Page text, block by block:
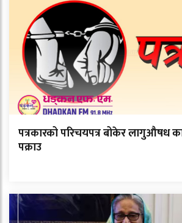
पत्रकारको परिचयपत्र बोकेर लागुऔषध
पक्राउ